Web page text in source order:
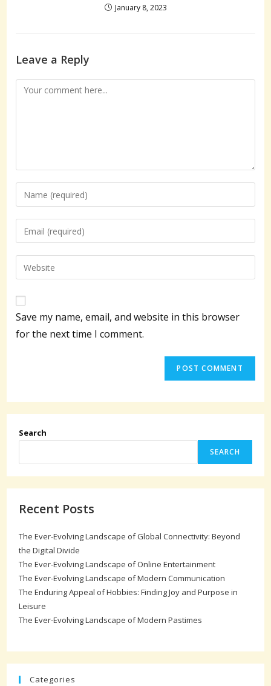
January 8, 2023
Leave a Reply
Comment
Enter
your
name
to
comment
Enter
your
email
address
Enter
your
URL
(optional)
Save my name, email, and website in this browser
for the next time I comment.
Search
SEARCH
Recent Posts
The Ever-Evolving Landscape of Global Connectivity: Beyond
the Digital Divide
The Ever-Evolving Landscape of Online Entertainment
The Ever-Evolving Landscape of Modern Communication
The Enduring Appeal of Hobbies: Finding Joy and Purpose in
Leisure
The Ever-Evolving Landscape of Modern Pastimes
Categories